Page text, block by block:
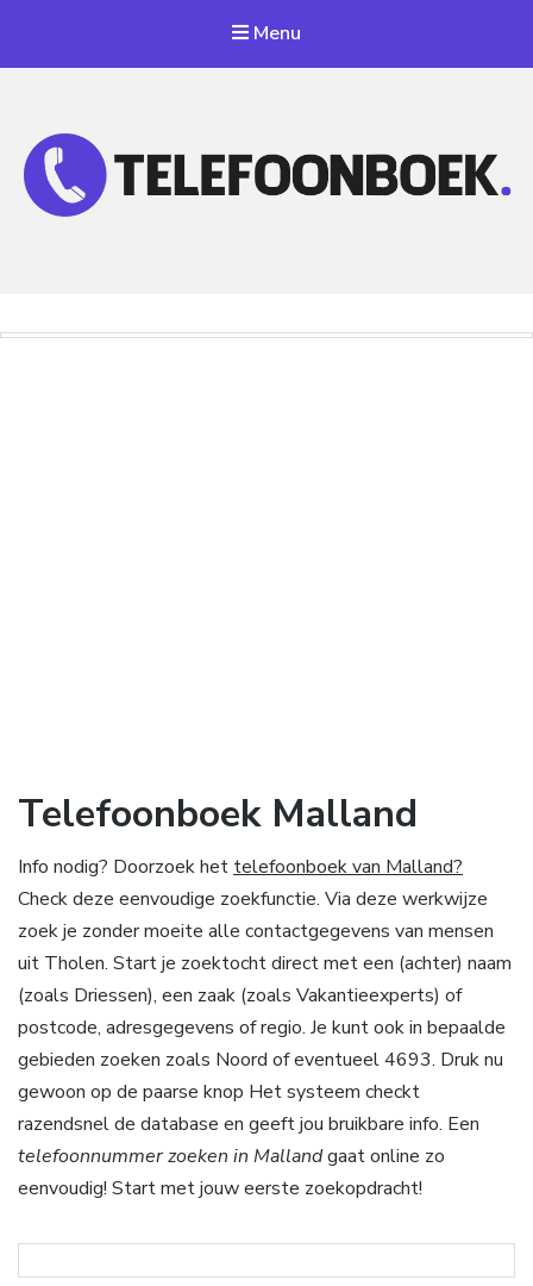
Menu
Telefoonboek Malland
Info nodig? Doorzoek het telefoonboek van Malland?
Check deze eenvoudige zoekfunctie. Via deze werkwijze
zoek je zonder moeite alle contactgegevens van mensen
uit Tholen. Start je zoektocht direct met een (achter) naam
(zoals Driessen), een zaak (zoals Vakantieexperts) of
postcode, adresgegevens of regio. Je kunt ook in bepaalde
gebieden zoeken zoals Noord of eventueel 4693. Druk nu
gewoon op de paarse knop Het systeem checkt
razendsnel de database en geeft jou bruikbare info. Een
telefoonnummer zoeken in Mallandgaat online zo
eenvoudig! Start met jouw eerste zoekopdracht!